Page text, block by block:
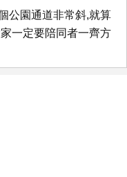
公園通道非常斜,就算
一定要陪同者一齊方